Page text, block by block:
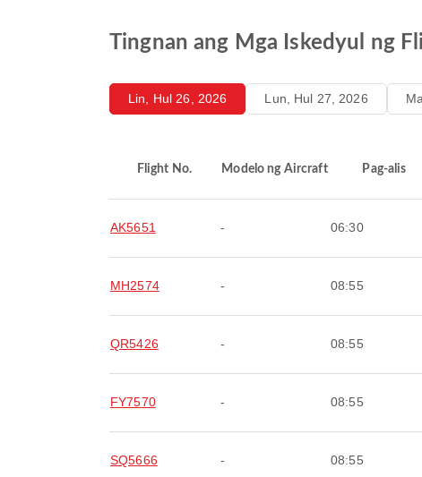
Tingnan ang Mga Iskedyul ng
Lin, Hul 26, 2026 Lun, Hul 27, 2026
Flight No. Modelo ng Aircraft Pag-alis
AK5651 - 06:30
MH2574 - 08:55
QR5426 - 08:55
FY7570 - 08:55
SQ5666 - 08:55